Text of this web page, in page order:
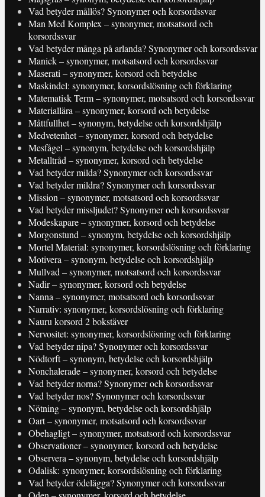
Vad betyder mållös? Synonymer och korsordssvar
Man Med Komplex – synonymer, motsatsord och
korsordssvar
Vad betyder många på arlanda? Synonymer och korsordssvar
Manick – synonymer, motsatsord och korsordssvar
Maserati – synonymer, korsord och betydelse
Maskindel: synonymer, korsordslösning och förklaring
Matematisk Term – synonymer, motsatsord och korsordssvar
Materiallära – synonymer, korsord och betydelse
Måttfullhet – synonym, betydelse och korsordshjälp
Medvetenhet – synonymer, korsord och betydelse
Mesfågel – synonym, betydelse och korsordshjälp
Metalltråd – synonymer, korsord och betydelse
Vad betyder milda? Synonymer och korsordssvar
Vad betyder mildra? Synonymer och korsordssvar
Mission – synonymer, motsatsord och korsordssvar
Vad betyder missljudet? Synonymer och korsordssvar
Modeskapare – synonymer, korsord och betydelse
Morgonstund – synonym, betydelse och korsordshjälp
Mortel Material: synonymer, korsordslösning och förklaring
Motivera – synonym, betydelse och korsordshjälp
Mullvad – synonymer, motsatsord och korsordssvar
Nadir – synonymer, korsord och betydelse
Nanna – synonymer, motsatsord och korsordssvar
Narrativ: synonymer, korsordslösning och förklaring
Nauru korsord 2 bokstäver
Nervositet: synonymer, korsordslösning och förklaring
Vad betyder nipa? Synonymer och korsordssvar
Nödtorft – synonym, betydelse och korsordshjälp
Nonchalerade – synonymer, korsord och betydelse
Vad betyder norna? Synonymer och korsordssvar
Vad betyder nos? Synonymer och korsordssvar
Nötning – synonym, betydelse och korsordshjälp
Oart – synonymer, motsatsord och korsordssvar
Obehagligt – synonymer, motsatsord och korsordssvar
Observationer – synonymer, korsord och betydelse
Observera – synonym, betydelse och korsordshjälp
Odalisk: synonymer, korsordslösning och förklaring
Vad betyder ödelägga? Synonymer och korsordssvar